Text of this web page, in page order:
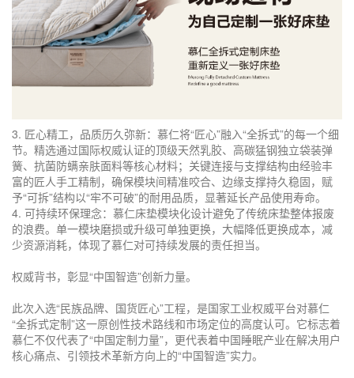
3. 匠心精工，品质历久弥新：慕仁将“匠心”融入“全拆式”的每一个细
节。精选通过国际权威认证的顶级天然乳胶、高碳猛钢独立袋装弹
簧、抗菌防螨亲肤面料等核心材料；关键连接与支撑结构由经验丰
富的匠人手工精制，确保模块间精准咬合、边缘支撑持久稳固，赋
予“可拆”结构以“牢不可破”的耐用品质，显著延长产品使用寿命。
4. 可持续环保理念：慕仁床垫模块化设计避免了传统床垫整体报废
的浪费。单一模块磨损或升级可单独更换，大幅降低更换成本，减
少资源消耗，体现了慕仁对可持续发展的责任担当。
权威背书，彰显“中国智造”创新力量。
此次入选“民族品牌、国货匠心”工程，是国家工业权威平台对慕仁
“全拆式定制”这一原创性技术路线和市场定位的高度认可。它标志着
慕仁不仅代表了“中国定制力量”，更代表着中国睡眠产业在解决用户
核心痛点、引领技术革新方向上的“中国智造”实力。